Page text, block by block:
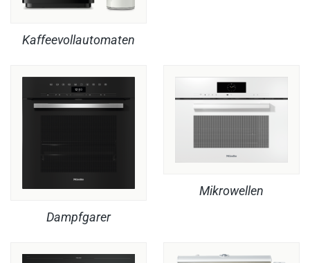
Kaffeevollautomaten
Dampfgarer
Mikrowellen